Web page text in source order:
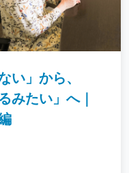
い」から、
みたい」へ｜